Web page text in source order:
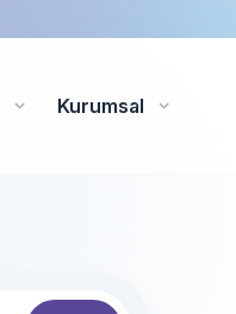
Kurumsal